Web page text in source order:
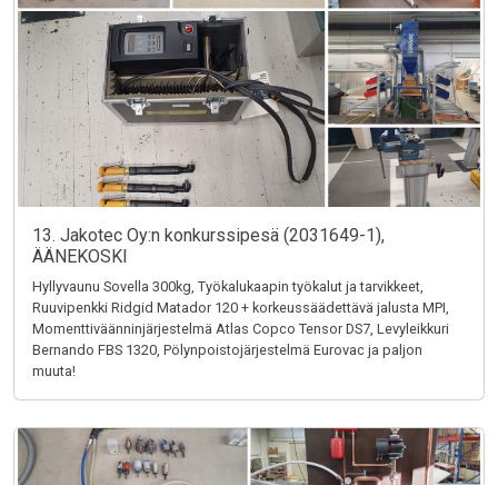
13. Jakotec Oy:n konkurssipesä (2031649-1),
ÄÄNEKOSKI
Hyllyvaunu Sovella 300kg, Työkalukaapin työkalut ja tarvikkeet,
Ruuvipenkki Ridgid Matador 120 + korkeussäädettävä jalusta MPI,
Momenttiväänninjärjestelmä Atlas Copco Tensor DS7, Levyleikkuri
Bernando FBS 1320, Pölynpoistojärjestelmä Eurovac ja paljon
muuta!